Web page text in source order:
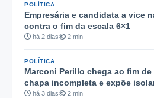
POLÍTICA
Empresária e candidata a vice
contra o fim da escala 6×1
há 2 dias 2 min
POLÍTICA
Marconi Perillo chega ao fim
chapa incompleta e expõe
há 3 dias 2 min